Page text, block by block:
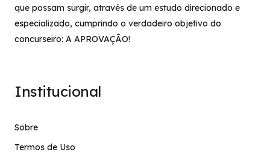
que possam surgir, através de um estudo direcionado e
especializado, cumprindo o verdadeiro objetivo do
concurseiro: A APROVAÇÃO!
Institucional
Sobre
Termos de Uso